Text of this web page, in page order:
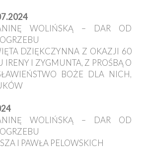
WOLIŃSKĄ – DAR OD
DZIĘKCZYNNA Z OKAZJI 60
IRENY I ZYGMUNTA, Z PROŚBĄ O
BOŻE DLA NICH,
WOLIŃSKĄ – DAR OD
I PAWŁA PELOWSKICH